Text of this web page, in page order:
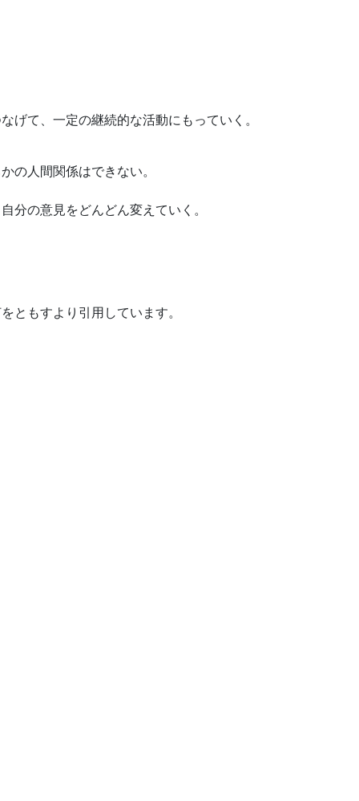
げて、一定の継続的な活動にもっていく。
の人間関係はできない。
分の意見をどんどん変えていく。
ともすより引用しています。